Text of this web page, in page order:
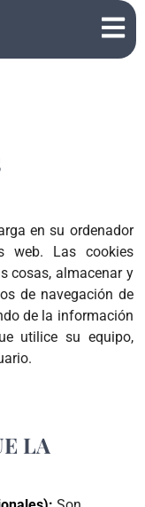
en su ordenador
web. Las cookies
cosas, almacenar y
de navegación de
de la información
utilice su equipo,
LA